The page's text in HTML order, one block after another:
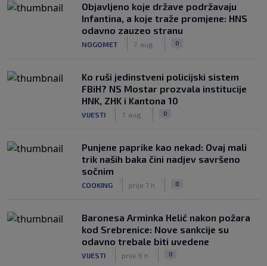
Objavljeno koje države podržavaju
Infantina, a koje traže promjene: HNS
odavno zauzeo stranu
NOGOMET 7. aug. 0
Ko ruši jedinstveni policijski sistem
FBiH? NS Mostar prozvala institucije
HNK, ZHK i Kantona 10
VIJESTI 7. aug. 0
Punjene paprike kao nekad: Ovaj mali
trik naših baka čini nadjev savršeno
sočnim
COOKING prije 7 h 0
Baronesa Arminka Helić nakon požara
kod Srebrenice: Nove sankcije su
odavno trebale biti uvedene
VIJESTI prije 6 h 0